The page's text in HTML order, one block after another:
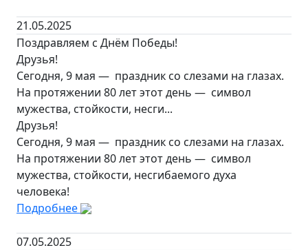
21.05.2025
Поздравляем с Днём Победы!
Друзья!
Сегодня, 9 мая — праздник со слезами на глазах.
На протяжении 80 лет этот день — символ
мужества, стойкости, несги...
Друзья!
Сегодня, 9 мая — праздник со слезами на глазах.
На протяжении 80 лет этот день — символ
мужества, стойкости, несгибаемого духа
человека!
Подробнее
07.05.2025